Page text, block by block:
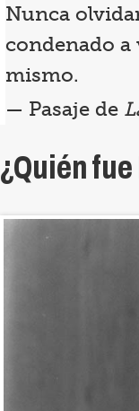
Nunca
condenado
mismo.
— Pasaje de
¿Quién